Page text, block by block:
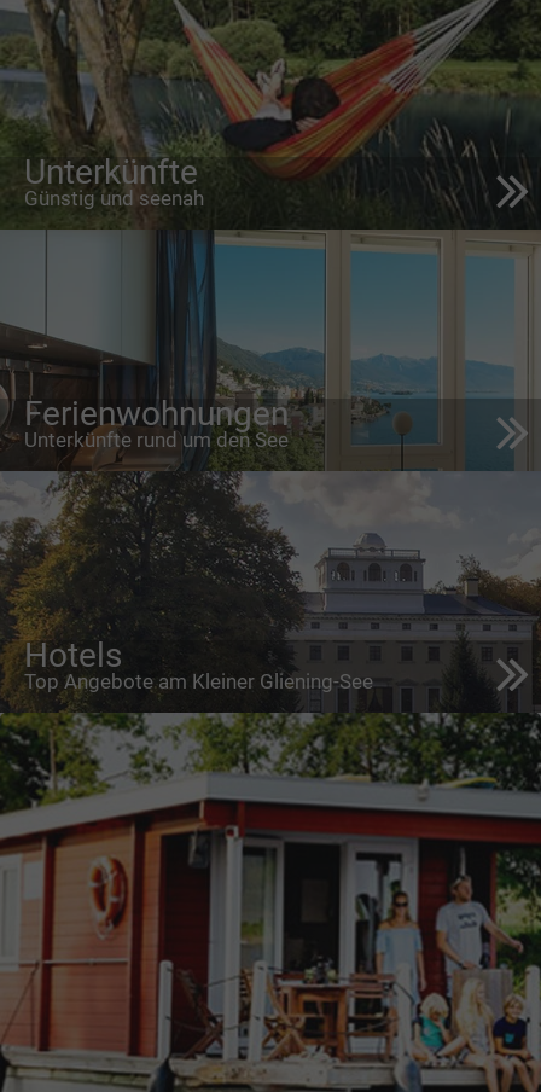
Unterkünfte
Günstig und seenah
Ferienwohnungen
Unterkünfte rund um den See
Hotels
Top Angebote am Kleiner Gliening-See